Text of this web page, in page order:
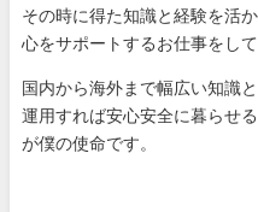
その時に得た知識と経験を活
心をサポートするお仕事をして
国内から海外まで幅広い知識
運用すれば安心安全に暮らせ
が僕の使命です。